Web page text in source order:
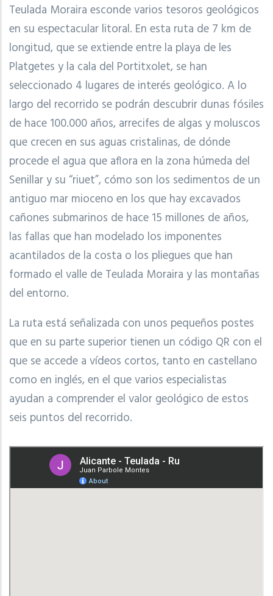
Teulada Moraira esconde varios tesoros geológicos
en su espectacular litoral. En esta ruta de 7 km de
longitud, que se extiende entre la playa de les
Platgetes y la cala del Portitxolet, se han
seleccionado 4 lugares de interés geológico. A lo
largo del recorrido se podrán descubrir dunas fósiles
de hace 100.000 años, arrecifes de algas y moluscos
que crecen en sus aguas cristalinas, de dónde
procede el agua que aflora en la zona húmeda del
Senillar y su “riuet”, cómo son los sedimentos de un
antiguo mar mioceno en los que hay excavados
cañones submarinos de hace 15 millones de años,
las fallas que han modelado los imponentes
acantilados de la costa o los pliegues que han
formado el valle de Teulada Moraira y las montañas
del entorno.
La ruta está señalizada con unos pequeños postes
que en su parte superior tienen un código QR con el
que se accede a vídeos cortos, tanto en castellano
como en inglés, en el que varios especialistas
ayudan a comprender el valor geológico de estos
seis puntos del recorrido.